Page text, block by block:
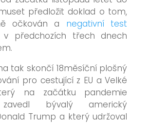
předložit doklad o tom,
očkován a negativní test
v předchozích třech dnech
tak skončí 18měsíční plošný
pro cestující z EU a Velké
na začátku pandemie
zavedl bývalý americký
Trump a který udržoval